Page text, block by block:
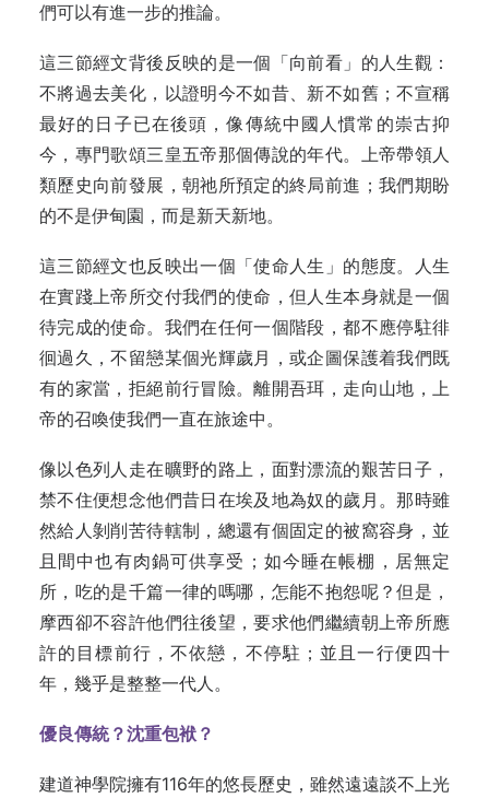
們可以有進一步的推論。
這三節經文背後反映的是一個「向前看」的人生觀：
不將過去美化，以證明今不如昔、新不如舊；不宣稱
最好的日子已在後頭，像傳統中國人慣常的崇古抑
今，專門歌頌三皇五帝那個傳說的年代。上帝帶領人
類歷史向前發展，朝祂所預定的終局前進；我們期盼
的不是伊甸園，而是新天新地。
這三節經文也反映出一個「使命人生」的態度。人生
在實踐上帝所交付我們的使命，但人生本身就是一個
待完成的使命。我們在任何一個階段，都不應停駐徘
徊過久，不留戀某個光輝歲月，或企圖保護着我們既
有的家當，拒絕前行冒險。離開吾珥，走向山地，上
帝的召喚使我們一直在旅途中。
像以色列人走在曠野的路上，面對漂流的艱苦日子，
禁不住便想念他們昔日在埃及地為奴的歲月。那時雖
然給人剝削苦待轄制，總還有個固定的被窩容身，並
且間中也有肉鍋可供享受；如今睡在帳棚，居無定
所，吃的是千篇一律的嗎哪，怎能不抱怨呢？但是，
摩西卻不容許他們往後望，要求他們繼續朝上帝所應
許的目標前行，不依戀，不停駐；並且一行便四十
年，幾乎是整整一代人。
優良傳統？沈重包袱？
建道神學院擁有116年的悠長歷史，雖然遠遠談不上光